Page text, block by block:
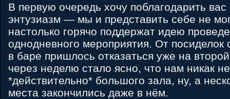
В первую очередь хочу поблагодарить
энтузиазм — мы и представить себе не
настолько горячо поддержат идею
однодневного мероприятия. От посиделок
в баре пришлось отказаться уже на
через неделю стало ясно, что нам никак
*действительно* большого зала, ну, а
места закончились даже в нём.